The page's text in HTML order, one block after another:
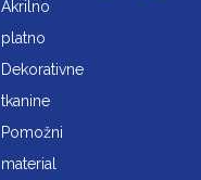
Akrilno
platno
Dekorativne
tkanine
Pomožni
material